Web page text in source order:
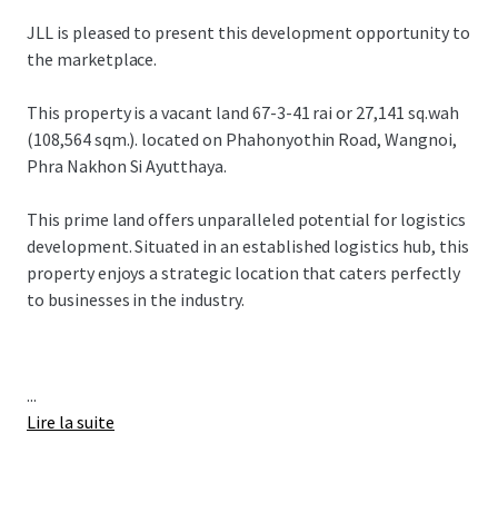
JLL is pleased to present this development opportunity to
the marketplace.
This property is a vacant land 67-3-41 rai or 27,141 sq.wah
(108,564 sqm.). located on Phahonyothin Road, Wangnoi,
Phra Nakhon Si Ayutthaya.
This prime land offers unparalleled potential for logistics
development. Situated in an established logistics hub, this
property enjoys a strategic location that caters perfectly
to businesses in the industry.
...
Lire la suite